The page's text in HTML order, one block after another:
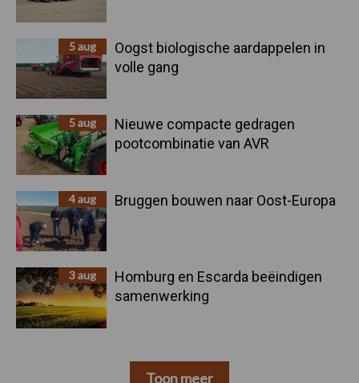
5 aug
Oogst biologische aardappelen in
volle gang
5 aug
Nieuwe compacte gedragen
pootcombinatie van AVR
4 aug Bruggen bouwen naar Oost-Europa
3 aug
Homburg en Escarda beëindigen
samenwerking
Toon meer